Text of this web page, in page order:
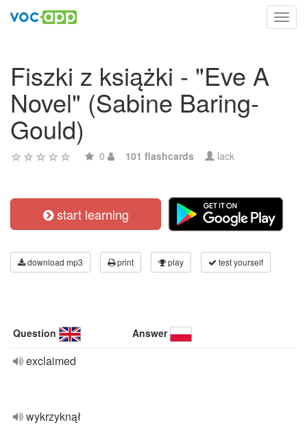
Fiszki z książki - "Eve A
Novel" (Sabine Baring-
Gould)
0 101 flashcards lack
start learning
download mp3 print play test yourself
Question Answer
exclaimed
wykrzyknął